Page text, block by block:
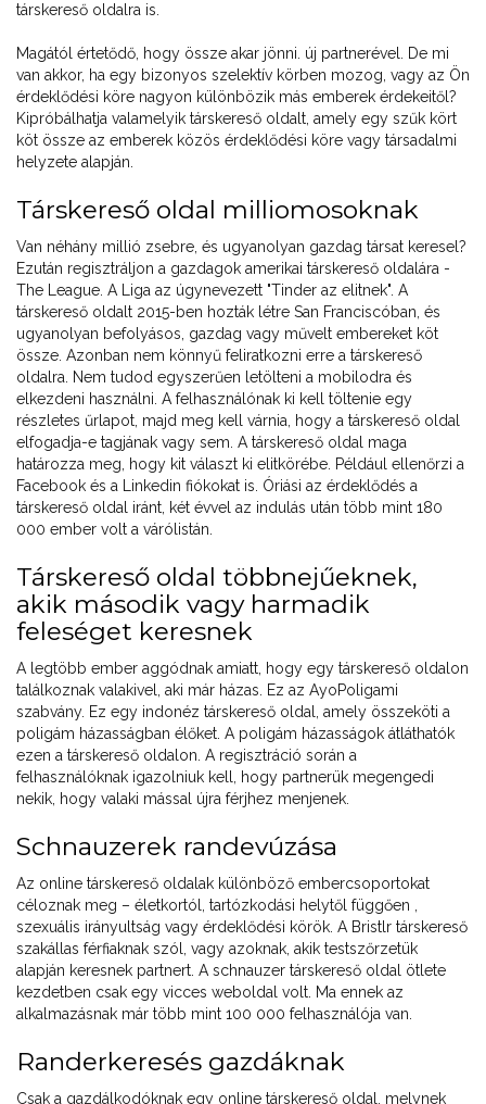
társkereső oldalra is.
Magától értetődő, hogy össze akar jönni. új partnerével. De mi
van akkor, ha egy bizonyos szelektív körben mozog, vagy az Ön
érdeklődési köre nagyon különbözik más emberek érdekeitől?
Kipróbálhatja valamelyik társkereső oldalt, amely egy szűk kört
köt össze az emberek közös érdeklődési köre vagy társadalmi
helyzete alapján.
Társkereső oldal milliomosoknak
Van néhány millió zsebre, és ugyanolyan gazdag társat keresel?
Ezután regisztráljon a gazdagok amerikai társkereső oldalára -
The League. A Liga az úgynevezett "Tinder az elitnek". A
társkereső oldalt 2015-ben hozták létre San Franciscóban, és
ugyanolyan befolyásos, gazdag vagy művelt embereket köt
össze. Azonban nem könnyű feliratkozni erre a társkereső
oldalra. Nem tudod egyszerűen letölteni a mobilodra és
elkezdeni használni. A felhasználónak ki kell töltenie egy
részletes űrlapot, majd meg kell várnia, hogy a társkereső oldal
elfogadja-e tagjának vagy sem. A társkereső oldal maga
határozza meg, hogy kit választ ki elitkörébe. Például ellenőrzi a
Facebook és a Linkedin fiókokat is. Óriási az érdeklődés a
társkereső oldal iránt, két évvel az indulás után több mint 180
000 ember volt a várólistán.
Társkereső oldal többnejűeknek,
akik második vagy harmadik
feleséget keresnek
A legtöbb ember aggódnak amiatt, hogy egy társkereső oldalon
találkoznak valakivel, aki már házas. Ez az AyoPoligami
szabvány. Ez egy indonéz társkereső oldal, amely összeköti a
poligám házasságban élőket. A poligám házasságok átláthatók
ezen a társkereső oldalon. A regisztráció során a
felhasználóknak igazolniuk kell, hogy partnerük megengedi
nekik, hogy valaki mással újra férjhez menjenek.
Schnauzerek randevúzása
Az online társkereső oldalak különböző embercsoportokat
céloznak meg – életkortól, tartózkodási helytől függően ,
szexuális irányultság vagy érdeklődési körök. A Bristlr társkereső
szakállas férfiaknak szól, vagy azoknak, akik testszőrzetük
alapján keresnek partnert. A schnauzer társkereső oldal ötlete
kezdetben csak egy vicces weboldal volt. Ma ennek az
alkalmazásnak már több mint 100 000 felhasználója van.
Randerkeresés gazdáknak
Csak a gazdálkodóknak egy online társkereső oldal, melynek